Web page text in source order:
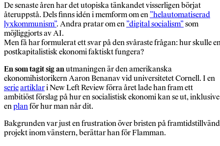
De senaste åren har det utopiska tänkandet visserligen börjat
återuppstå. Dels finns idén i memform om en ”helautomatiserad
lyxkommunism”. Andra pratar om en ”digital socialism” som
möjliggjorts av AI.
Men få har formulerat ett svar på den svåraste frågan: hur skulle
postkapitalistisk ekonomi faktiskt fungera?
En som tagit sig anutmaningen är den amerikanska
ekonomihistorikern Aaron Benanav vid universitetet Cornell. I en
serieartiklari New Left Review förra året lade han fram ett
ambitiöst förslag på hur en socialistisk ekonomi kan se ut, inklusive
enplanför hur man når dit.
Bakgrunden var just en frustration över bristen på
projekt inom vänstern, berättar han för Flamman.